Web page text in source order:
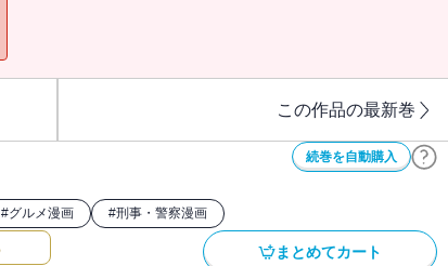
この作品の最新巻
続巻を自動購入
#グルメ漫画 #刑事・警察漫画
まとめてカート